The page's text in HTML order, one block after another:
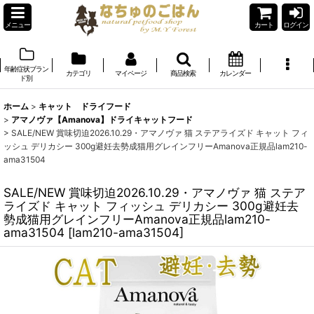
メニュー カート ログイン
年齢症状ブラン
ド別
カテゴリ マイページ 商品検索 カレンダー
ホーム > キャット ドライフード
> アマノヴァ【Amanova】ドライキャットフード
> SALE/NEW 賞味切迫2026.10.29・アマノヴァ 猫 ステアライズド キャット フィ
ッシュ デリカシー 300g避妊去勢成猫用グレインフリーAmanova正規品lam210-
ama31504
SALE/NEW 賞味切迫2026.10.29・アマノヴァ 猫 ステア
ライズド キャット フィッシュ デリカシー 300g避妊去
勢成猫用グレインフリーAmanova正規品lam210-
ama31504 [lam210-ama31504]